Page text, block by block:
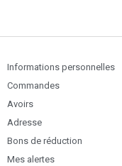
Informations personnelles
Commandes
Avoirs
Adresse
Bons de réduction
Mes alertes